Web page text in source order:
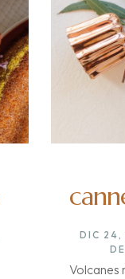
DIC 24,
Volcanes